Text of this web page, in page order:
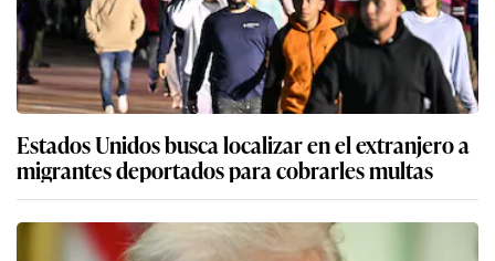
Estados Unidos busca localizar en el extranjero a
migrantes deportados para cobrarles multas